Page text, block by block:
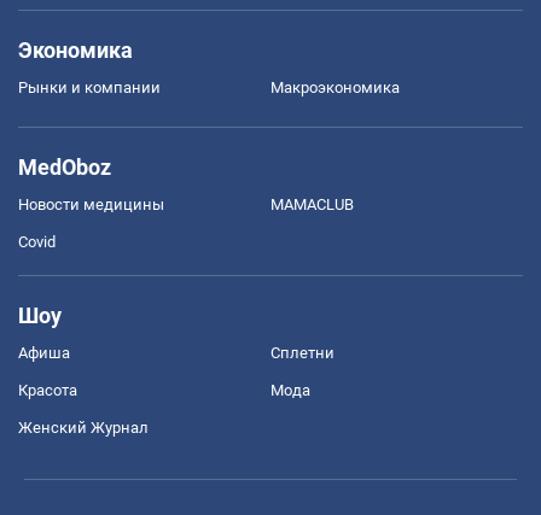
Экономика
Рынки и компании Mакроэкономика
MedOboz
Новости медицины MAMACLUB
Covid
Шоу
Афиша Сплетни
Красота Мода
Женский Журнал